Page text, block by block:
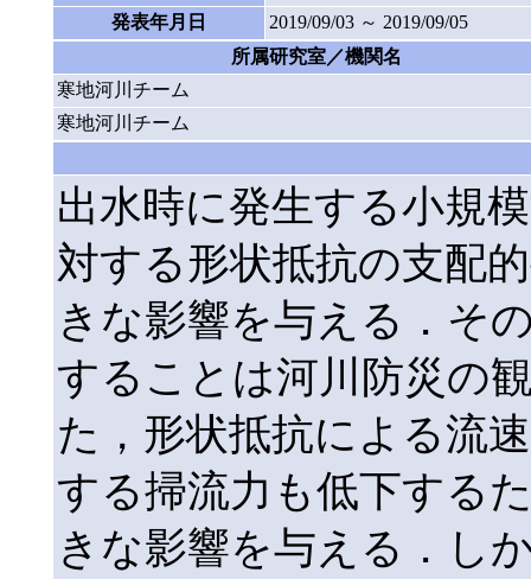
発表年月日
2019/09/03 ～ 2019/09/05
所属研究室／機関名
寒地河川チーム
寒地河川チーム
出水時に発生する小規
対する形状抵抗の支配
きな影響を与える．そ
することは河川防災の
た，形状抵抗による流
する掃流力も低下する
きな影響を与える．し